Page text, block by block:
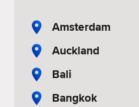
Amsterdam
Auckland
Bali
Bangkok